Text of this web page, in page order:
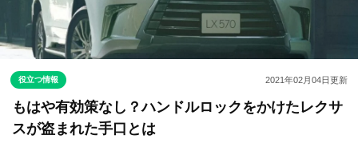
役立つ情報 2021年02月04日更新
もはや有効策なし？ハンドルロックをかけたレクサ
スが盗まれた手口とは